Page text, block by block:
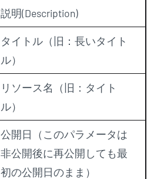
説明(Description)
タイトル（旧：長いタイト
ル）
リソース名（旧：タイト
ル）
公開日（このパラメータは
非公開後に再公開しても最
初の公開日のまま）